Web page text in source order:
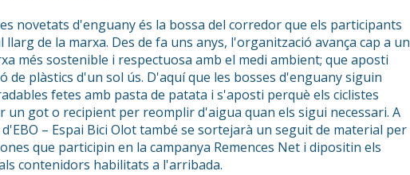
novetats d'enguany és la bossa del corredor que els participants
de la marxa. Des de fa uns anys, l'organització avança cap a un
més sostenible i respectuosa amb el medi ambient; que aposti
de plàstics d'un sol ús. D'aquí que les bosses d'enguany siguin
fetes amb pasta de patata i s'aposti perquè els ciclistes
un got o recipient per reomplir d'aigua quan els sigui necessari. A
– Espai Bici Olot també se sortejarà un seguit de material per
que participin en la campanya Remences Net i dipositin els
contenidors habilitats a l'arribada.